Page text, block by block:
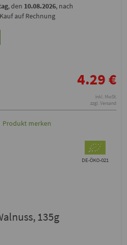
, den 10.08.2026, nach
auf Rechnung
4.29€
inkl. MwSt.
zzgl. Versand
Produkt merken
DE-ÖKO-021
135g